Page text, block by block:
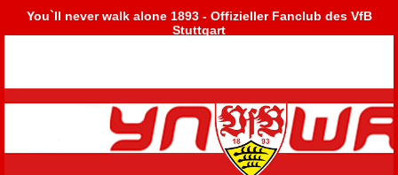
You`ll never walk alone 1893 - Offizieller Fanclub des VfB
Stuttgart